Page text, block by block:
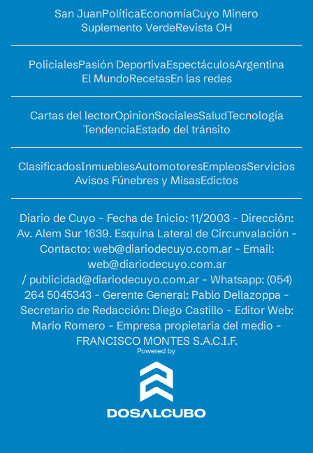
San JuanPolíticaEconomíaCuyo Minero
Suplemento VerdeRevista OH
PolicialesPasión DeportivaEspectáculosArgentina
El MundoRecetasEn las redes
Cartas del lectorOpinionSocialesSaludTecnología
TendenciaEstado del tránsito
ClasificadosInmueblesAutomotoresEmpleosServicios
Avisos Fúnebres y MisasEdictos
Diario de Cuyo - Fecha de Inicio: 11/2003 - Dirección:
Av. Alem Sur 1639. Esquina Lateral de Circunvalación -
Contacto: web@diariodecuyo.com.ar- Email:
web@diariodecuyo.com.ar
/ publicidad@diariodecuyo.com.ar- Whatsapp: (054)
264 5045343 - Gerente General: Pablo Dellazoppa -
Secretario de Redacción: Diego Castillo - Editor Web:
Mario Romero - Empresa propietaria del medio -
FRANCISCO MONTES S.A.C.I.F.